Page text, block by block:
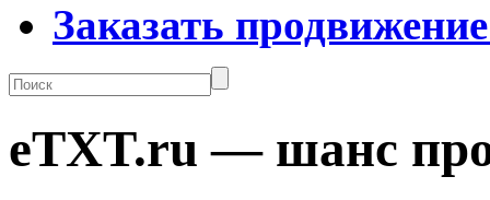
Заказать
eTXT.ru — шанс